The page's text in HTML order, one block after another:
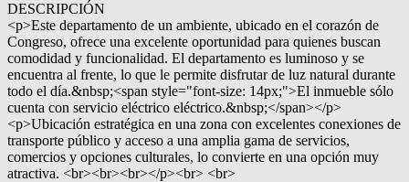
DESCRIPCIÓN
<p>Este departamento de un ambiente, ubicado en el corazón de
Congreso, ofrece una excelente oportunidad para quienes buscan
comodidad y funcionalidad. El departamento es luminoso y se
encuentra al frente, lo que le permite disfrutar de luz natural durante
todo el día.&nbsp;<span style="font-size: 14px;">El inmueble sólo
cuenta con servicio eléctrico eléctrico.&nbsp;</span></p>
<p>Ubicación estratégica en una zona con excelentes conexiones de
transporte público y acceso a una amplia gama de servicios,
comercios y opciones culturales, lo convierte en una opción muy
atractiva. <br><br><br></p><br> <br>